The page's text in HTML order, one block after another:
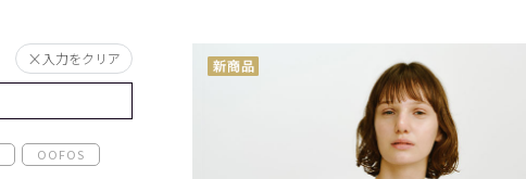
入力をクリア
OOFOS